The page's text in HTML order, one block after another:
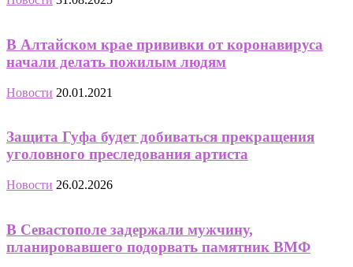
В Алтайском крае прививки от коронавируса
начали делать пожилым людям
Новости 20.01.2021
Защита Гуфа будет добиваться прекращения
уголовного преследования артиста
Новости 26.02.2026
В Севастополе задержали мужчину,
планировавшего подорвать памятник ВМФ